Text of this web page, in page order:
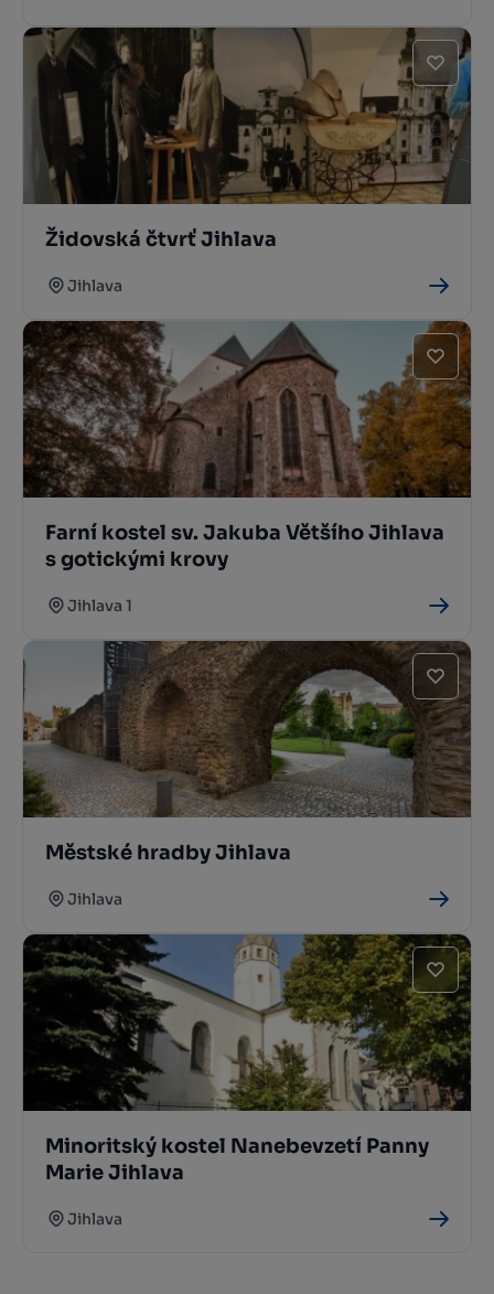
Židovská čtvrť Jihlava
Jihlava
Farní kostel sv. Jakuba Většího Jihlava
s gotickými krovy
Jihlava 1
Městské hradby Jihlava
Jihlava
Minoritský kostel Nanebevzetí Panny
Marie Jihlava
Jihlava